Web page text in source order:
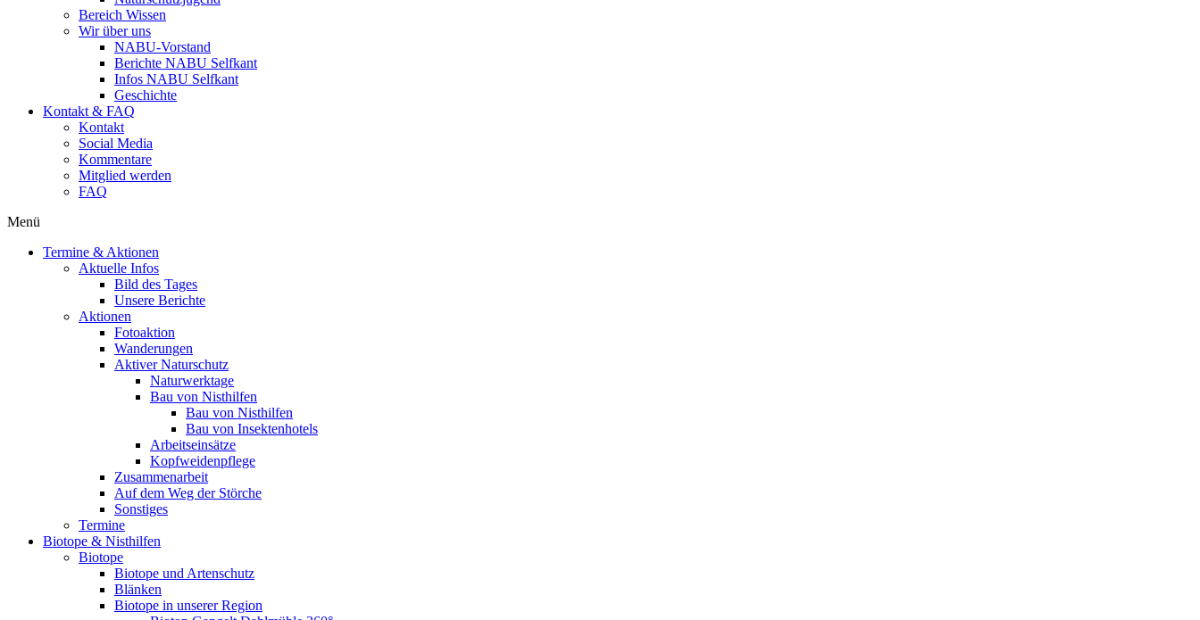
Bereich Wissen
Wir über uns
NABU-Vorstand
Berichte NABU Selfkant
Infos NABU Selfkant
Geschichte
Kontakt & FAQ
Kontakt
Social Media
Kommentare
Mitglied werden
FAQ
Menü
Termine & Aktionen
Aktuelle Infos
Bild des Tages
Unsere Berichte
Aktionen
Fotoaktion
Wanderungen
Aktiver Naturschutz
Naturwerktage
Bau von Nisthilfen
Bau von Nisthilfen
Bau von Insektenhotels
Arbeitseinsätze
Kopfweidenpflege
Zusammenarbeit
Auf dem Weg der Störche
Sonstiges
Termine
Biotope & Nisthilfen
Biotope
Biotope und Artenschutz
Blänken
Biotope in unserer Region